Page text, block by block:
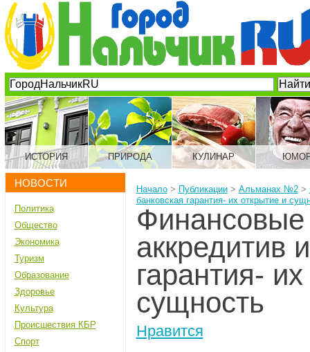
ИСТОРИЯ ПРИРОДА КУЛИНАР
НОВОСТИ
Политика
Общество
Экономика
Туризм
Образование
Здоровье
Культура
Происшествия КБР
Спорт
Начало> Публикации> Альманах №2>
банковская гарантия- их открытие и
аккредитив
гарантия-
сущность
Нравится